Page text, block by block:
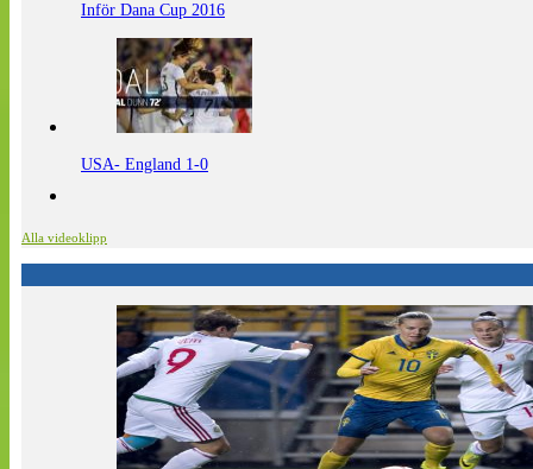
Inför Dana Cup 2016
USA- England 1-0
Alla videoklipp